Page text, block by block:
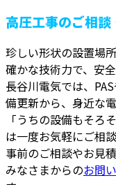
高圧工事のご相談
珍しい形状の設置場
確かな技術力で、安
長谷川電気では、
備更新から、身近な
「うちの設備もそ
は一度お気軽にご相
事前のご相談やお見
みなさまからのお問